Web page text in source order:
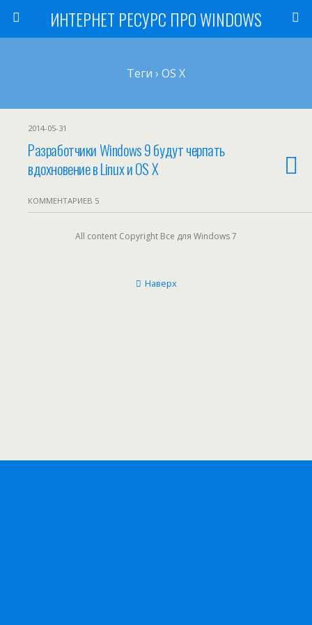
ИНТЕРНЕТ РЕСУРС ПРО WINDOWS
Теги › OS X
2014-05-31
Разработчики Windows 9 будут черпать
вдохновение в Linux и OS X
КОММЕНТАРИЕВ 5
All content Copyright Все для Windows 7
Наверх